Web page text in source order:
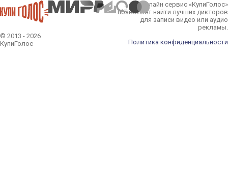
© 2013 - 2026
КупиГолос
Онлайн сервис «КупиГолос»
позволяет найти лучших дикторов
для записи видео или аудио
рекламы.
Политика конфиденциальности